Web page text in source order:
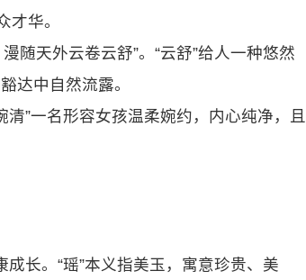
才华。
随天外云卷云舒”。“云舒”给人一种悠然
达中自然流露。
清”一名形容女孩温柔婉约，内心纯净，且
长。“瑶”本义指美玉，寓意珍贵、美